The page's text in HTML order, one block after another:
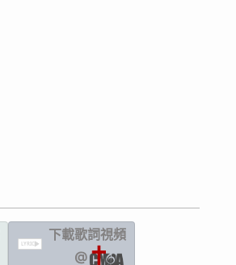
LYRIC
下載歌詞視頻
@